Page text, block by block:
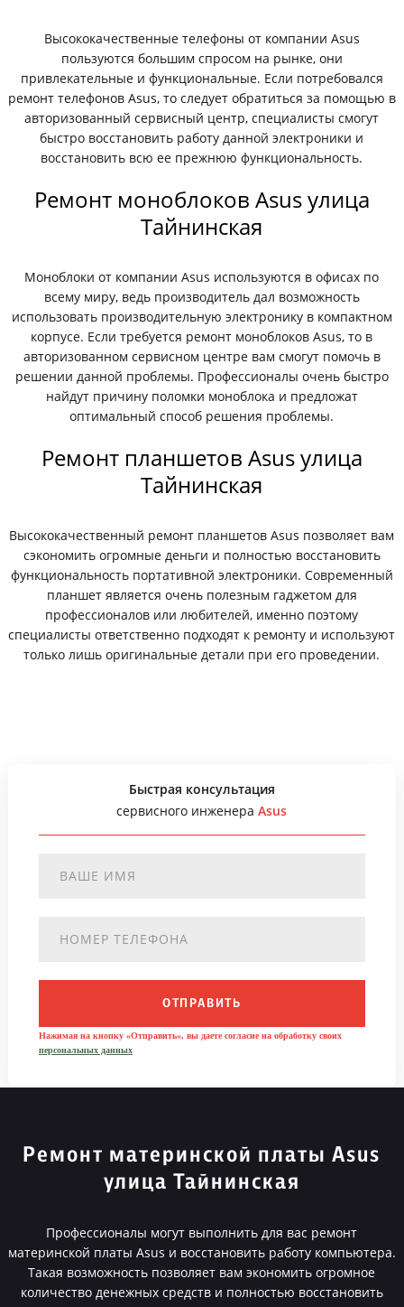
Высококачественные телефоны от компании Asus
пользуются большим спросом на рынке, они
привлекательные и функциональные. Если потребовался
ремонт телефонов Asus, то следует обратиться за помощью в
авторизованный сервисный центр, специалисты смогут
быстро восстановить работу данной электроники и
восстановить всю ее прежнюю функциональность.
Ремонт моноблоков Asus улица
Тайнинская
Моноблоки от компании Asus используются в офисах по
всему миру, ведь производитель дал возможность
использовать производительную электронику в компактном
корпусе. Если требуется ремонт моноблоков Asus, то в
авторизованном сервисном центре вам смогут помочь в
решении данной проблемы. Профессионалы очень быстро
найдут причину поломки моноблока и предложат
оптимальный способ решения проблемы.
Ремонт планшетов Asus улица
Тайнинская
Высококачественный ремонт планшетов Asus позволяет вам
сэкономить огромные деньги и полностью восстановить
функциональность портативной электроники. Современный
планшет является очень полезным гаджетом для
профессионалов или любителей, именно поэтому
специалисты ответственно подходят к ремонту и используют
только лишь оригинальные детали при его проведении.
Быстрая консультация
сервисного инженераAsus
ОТПРАВИТЬ
Нажимая на кнопку «Отправить», вы даете согласие на обработку своих
персональных данных
Ремонт материнской платы Asus
улица Тайнинская
Профессионалы могут выполнить для вас ремонт
материнской платы Asus и восстановить работу компьютера.
Такая возможность позволяет вам экономить огромное
количество денежных средств и полностью восстановить